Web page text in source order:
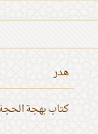
هدر
كتاب بهجة